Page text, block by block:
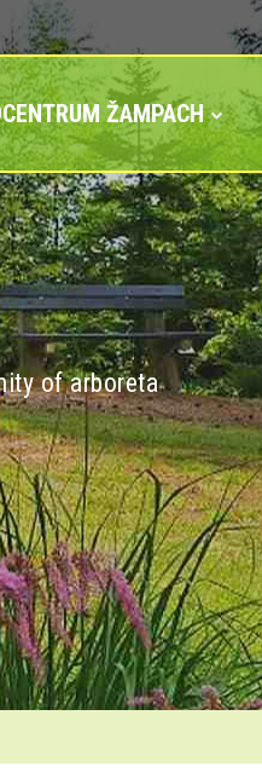
ŽAMPACH
of arboreta